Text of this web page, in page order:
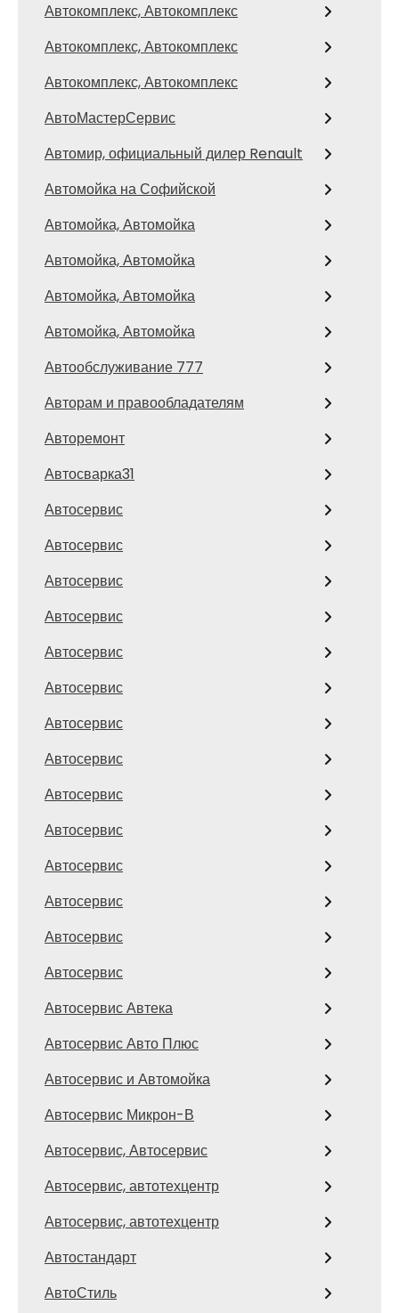
Автокомплекс, Автокомплекс
Автокомплекс, Автокомплекс
Автокомплекс, Автокомплекс
АвтоМастерСервис
Автомир, официальный дилер Renault
Автомойка на Софийской
Автомойка, Автомойка
Автомойка, Автомойка
Автомойка, Автомойка
Автомойка, Автомойка
Автообслуживание 777
Авторам и правообладателям
Авторемонт
Автосварка31
Автосервис
Автосервис
Автосервис
Автосервис
Автосервис
Автосервис
Автосервис
Автосервис
Автосервис
Автосервис
Автосервис
Автосервис
Автосервис
Автосервис
Автосервис Автека
Автосервис Авто Плюс
Автосервис и Автомойка
Автосервис Микрон-В
Автосервис, Автосервис
Автосервис, автотехцентр
Автосервис, автотехцентр
Автостандарт
АвтоСтиль